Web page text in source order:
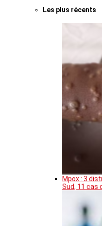
Les plus récents
Mpox : 3
Sud, 11 cas